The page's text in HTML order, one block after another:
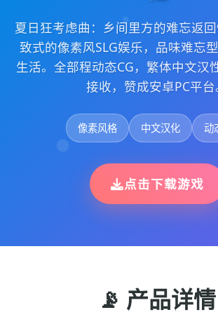
夏日狂考虑曲：乡间里方的难忘返
致式的像素风SLG娱乐，品味难忘
生活。全部程动态CG，繁体中文汉
接收，赞成安卓PC平台
像素风格 中文汉化 动
点击下载游戏
📡 产品详情